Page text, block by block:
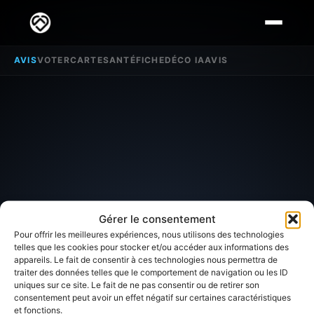
Gérer le consentement
Pour offrir les meilleures expériences, nous utilisons des technologies
telles que les cookies pour stocker et/ou accéder aux informations des
appareils. Le fait de consentir à ces technologies nous permettra de
traiter des données telles que le comportement de navigation ou les ID
uniques sur ce site. Le fait de ne pas consentir ou de retirer son
consentement peut avoir un effet négatif sur certaines caractéristiques
et fonctions.
AVISVOTERCARTESANTÉFICHEDÉCO IAAVIS
SECTEUR D'INTÉRÊT